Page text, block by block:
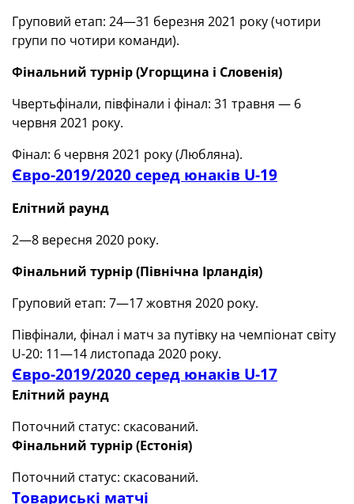
Груповий етап: 24—31 березня 2021 року (чотири
групи по чотири команди).
Фінальний турнір (Угорщина і Словенія)
Чвертьфінали, півфінали і фінал: 31 травня — 6
червня 2021 року.
Фінал: 6 червня 2021 року (Любляна).
Євро-2019/2020 серед юнаків U-19
Елітний раунд
2—8 вересня 2020 року.
Фінальний турнір(Північна Ірландія)
Груповий етап: 7—17 жовтня 2020 року.
Півфінали, фінал і матч за путівку на чемпіонат світу
U-20: 11—14 листопада 2020 року.
Євро-2019/2020 серед юнаків U-17
Елітний раунд
Поточний статус: скасований.
Фінальний турнір (Естонія)
Поточний статус: скасований.
Товариські матчі